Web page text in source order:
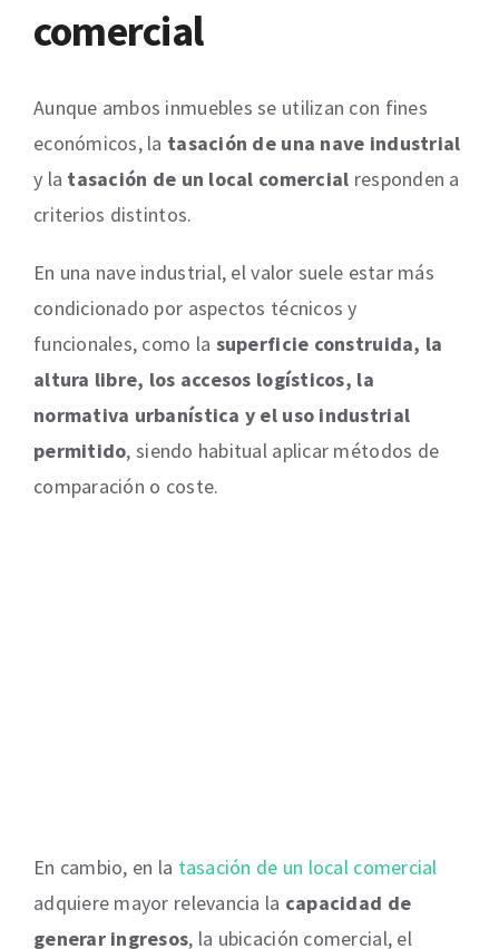
comercial
Aunque ambos inmuebles se utilizan con fines
económicos, la tasación de una nave industrial
y la tasación de un local comercial responden a
criterios distintos.
En una nave industrial, el valor suele estar más
condicionado por aspectos técnicos y
funcionales, como la superficie construida, la
altura libre, los accesos logísticos, la
normativa urbanística y el uso industrial
permitido, siendo habitual aplicar métodos de
comparación o coste.
En cambio, en la tasación de un local comercial
adquiere mayor relevancia la capacidad de
generar ingresos, la ubicación comercial, el